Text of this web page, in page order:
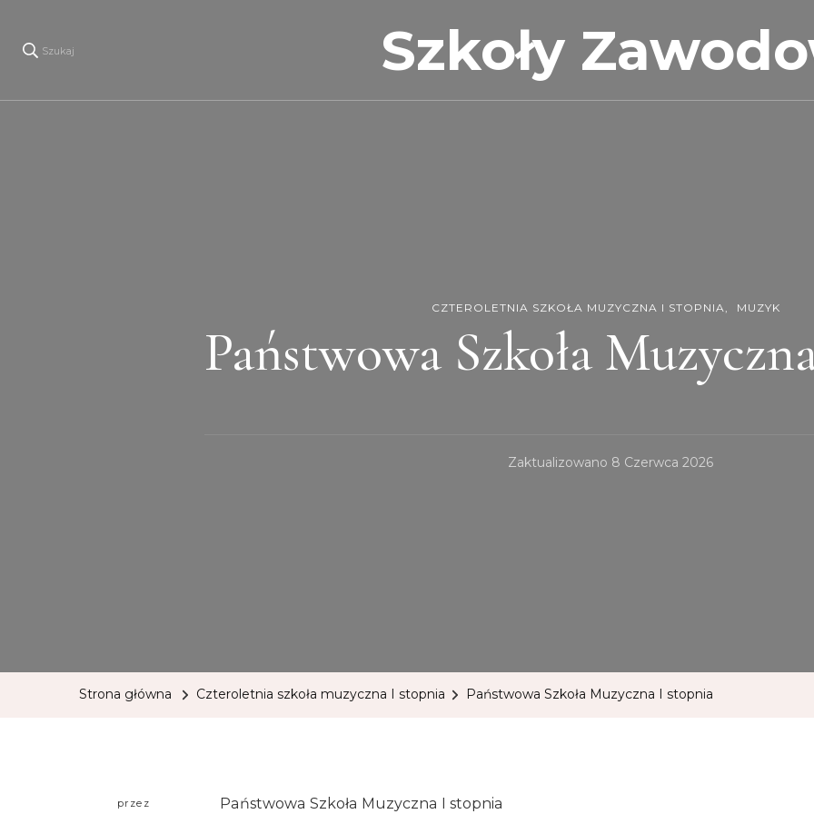
Szukaj Szkoły
CZTEROLETNIA SZKOŁA MUZYCZNA I STOPNIA MUZYK
Państwowa Szkoła
Zaktualizowano 8 Czerwca 2026
Strona główna Czteroletnia szkoła muzyczna I stopnia Państwowa Szkoła Muzyczna I stopnia
przez Państwowa Szkoła Muzyczna I stopnia